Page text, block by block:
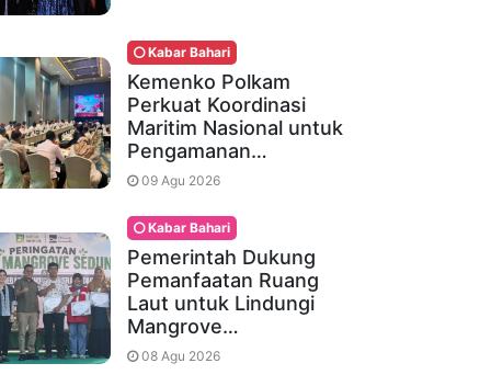
Kabar Bahari
Kemenko Polkam
Perkuat Koordinasi
Maritim Nasional untuk
Pengamanan…
09 Agu 2026
Kabar Bahari
Pemerintah Dukung
Pemanfaatan Ruang
Laut untuk Lindungi
Mangrove…
08 Agu 2026